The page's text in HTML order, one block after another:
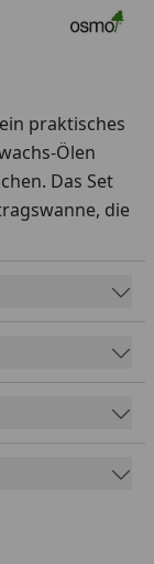
praktisches
Ölen
Das Set
die